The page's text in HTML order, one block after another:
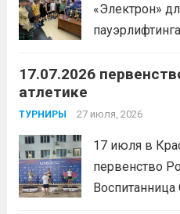
«Электрон»
с Анитой
избранных,
физической
17.07.2026
атлетике
ТУРНИРЫ 27 июля, 2026
17 июля в
первенство